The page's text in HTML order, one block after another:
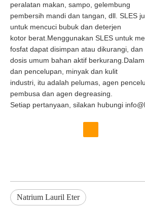
peralatan makan, sampo, gelembung
pembersih mandi dan tangan, dll. SLES
untuk mencuci bubuk dan deterjen
kotor berat.Menggunakan SLES untuk
fosfat dapat disimpan atau dikurangi, dan
dosis umum bahan aktif
dan pencelupan, minyak dan kulit
industri, itu adalah pelumas, agen
pembusa dan agen degreasing.
Setiap pertanyaan, silakan hubungi
Natrium Lauril Eter